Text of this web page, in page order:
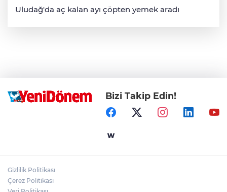
Uludağ'da aç kalan ayı çöpten yemek aradı
Bizi Takip Edin!
Gizlilik Politikası
Çerez Politikası